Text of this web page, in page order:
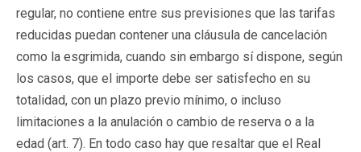
regular, no contiene entre sus previsiones que las tarifas
reducidas puedan contener una cláusula de cancelación
como la esgrimida, cuando sin embargo sí dispone, según
los casos, que el importe debe ser satisfecho en su
totalidad, con un plazo previo mínimo, o incluso
limitaciones a la anulación o cambio de reserva o a la
edad (art. 7). En todo caso hay que resaltar que el Real